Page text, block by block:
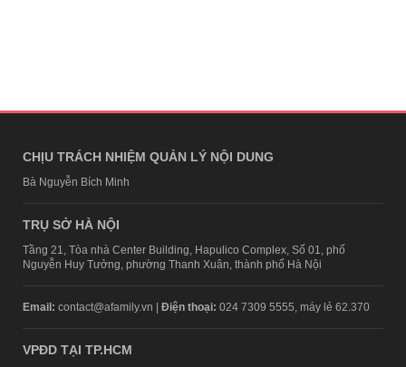
CHỊU TRÁCH NHIỆM QUẢN LÝ NỘI DUNG
Bà Nguyễn Bích Minh
TRỤ SỞ HÀ NỘI
Tầng 21, Tòa nhà Center Building, Hapulico Complex, Số 01, phố
Nguyễn Huy Tưởng, phường Thanh Xuân, thành phố Hà Nội
Email: contact@afamily.vn | Điện thoại: 024 7309 5555, máy lẻ 62.370
VPĐD TẠI TP.HCM